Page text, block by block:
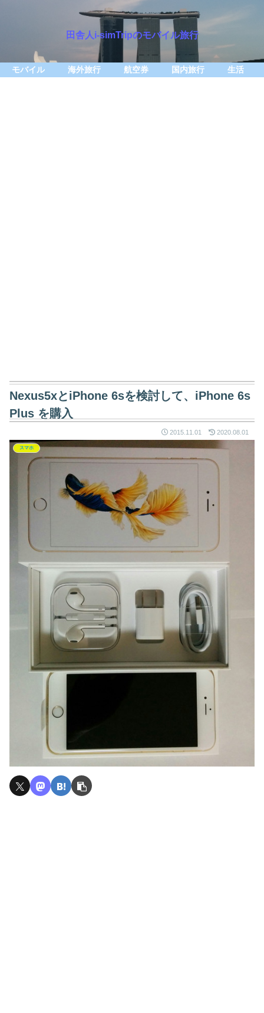
田舎人i-simTripのモバイル旅行
モバイル 海外旅行 航空券 国内旅行 生活
Nexus5xとiPhone 6sを検討して、iPhone 6s
Plus を購入
2015.11.01 2020.08.01
スマホ